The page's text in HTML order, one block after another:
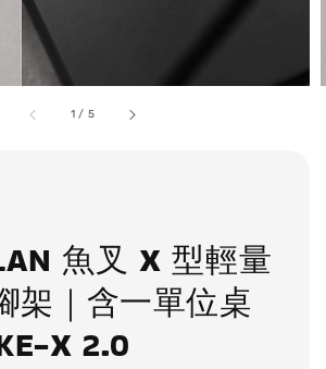
1 / 5
魚叉 X 型輕量
架｜含一單位桌
X 2.0